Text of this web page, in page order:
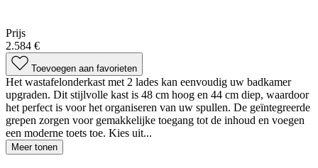
Prijs
2.584 €
Toevoegen aan favorieten
Het wastafelonderkast met 2 lades kan eenvoudig uw badkamer
upgraden. Dit stijlvolle kast is 48 cm hoog en 44 cm diep, waardoor
het perfect is voor het organiseren van uw spullen. De geïntegreerde
grepen zorgen voor gemakkelijke toegang tot de inhoud en voegen
een moderne toets toe. Kies uit...
Meer tonen